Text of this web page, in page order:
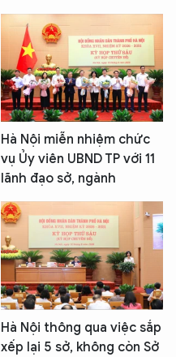
Hà Nội miễn nhiệm chức
vụ Ủy viên UBND TP với 11
lãnh đạo sở, ngành
Hà Nội thông qua việc sắp
xếp lại 5 sở, không còn Sở